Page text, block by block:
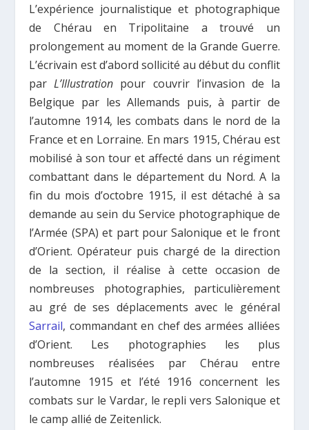
L’expérience journalistique et photographique
de Chérau en Tripolitaine a trouvé un
prolongement au moment de la Grande Guerre.
L’écrivain est d’abord sollicité au début du conflit
parL’Illustration pour couvrir l’invasion de la
Belgique par les Allemands puis, à partir de
l’automne 1914, les combats dans le nord de la
France et en Lorraine. En mars 1915, Chérau est
mobilisé à son tour et affecté dans un régiment
combattant dans le département du Nord. A la
fin du mois d’octobre 1915, il est détaché à sa
demande au sein du Service photographique de
l’Armée (SPA) et part pour Salonique et le front
d’Orient. Opérateur puis chargé de la direction
de la section, il réalise à cette occasion de
nombreuses photographies, particulièrement
au gré de ses déplacements avec le général
Sarrail, commandant en chef des armées alliées
d’Orient. Les photographies les plus
nombreuses réalisées par Chérau entre
l’automne 1915 et l’été 1916 concernent les
combats sur le Vardar, le repli vers Salonique et
le camp allié de Zeitenlick.